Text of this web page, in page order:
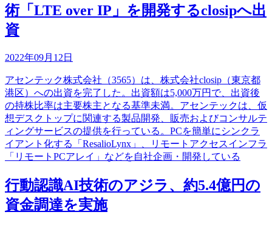
術「LTE over IP」を開発するclosipへ出
資
2022年09月12日
アセンテック株式会社（3565）は、株式会社closip（東京都
港区）への出資を完了した。出資額は5,000万円で、出資後
の持株比率は主要株主となる基準未満。アセンテックは、仮
想デスクトップに関連する製品開発、販売およびコンサルテ
ィングサービスの提供を行っている。PCを簡単にシンクラ
イアント化する「ResalioLynx」、リモートアクセスインフラ
「リモートPCアレイ」などを自社企画・開発している
行動認識AI技術のアジラ、約5.4億円の
資金調達を実施